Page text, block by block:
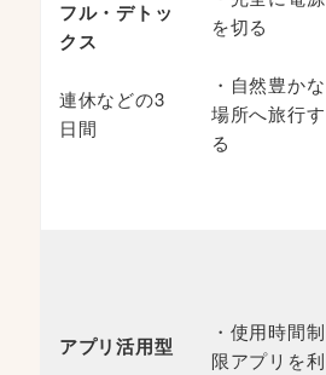
フル・デトッ
クス
連休などの3
日間
を切る
・自然豊かな
場所へ旅行す
る
アプリ活用型
・使用時間制
限アプリを利